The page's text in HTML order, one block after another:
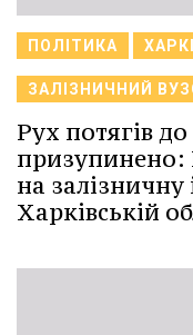
ПОЛІТИКА
ЗАЛІЗНИЧНИЙ
Рух потягів
призупинено:
на залізничну
Харківській